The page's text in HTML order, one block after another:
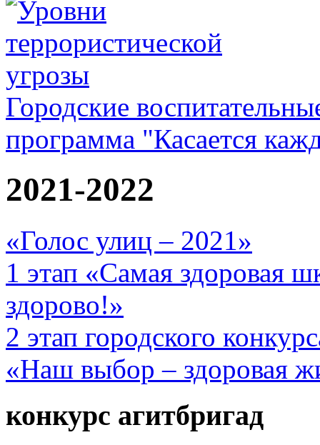
Городские
программа "Касается
2021-2022
«Голос улиц – 2021»
1 этап «Самая здоровая
здорово!»
2 этап городского
«Наш выбор – здоровая
конкурс агитбригад